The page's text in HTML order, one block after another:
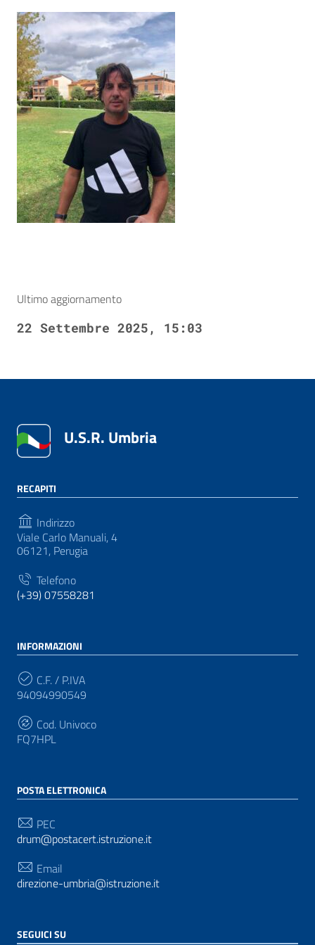
Ultimo aggiornamento
22 Settembre 2025, 15:03
U.S.R. Umbria
RECAPITI
Indirizzo
Viale Carlo Manuali, 4
06121, Perugia
Telefono
(+39) 07558281
INFORMAZIONI
C.F. / P.IVA
94094990549
Cod. Univoco
FQ7HPL
POSTA ELETTRONICA
PEC
drum@postacert.istruzione.it
Email
direzione-umbria@istruzione.it
SEGUICI SU